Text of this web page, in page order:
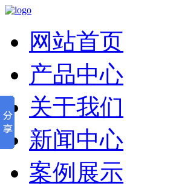
网站首页
产品中心
关于我们
新闻中心
案例展示